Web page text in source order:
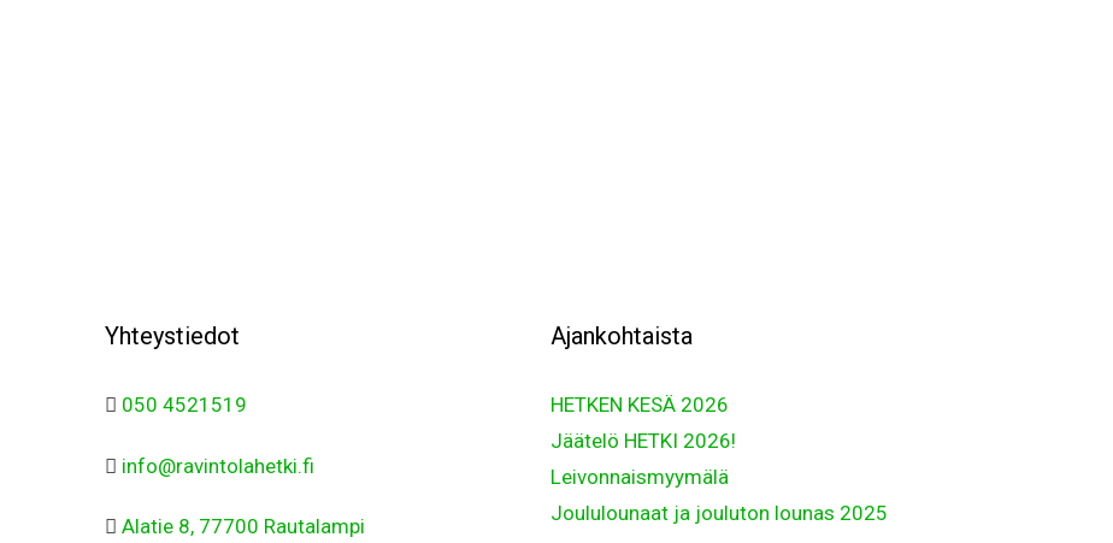
Yhteystiedot
050 4521519
info@ravintolahetki.fi
Alatie 8, 77700 Rautalampi
Ajankohtaista
HETKEN KESÄ 2026
Jäätelö HETKI 2026!
Leivonnaismyymälä
Joululounaat ja jouluton lounas 2025